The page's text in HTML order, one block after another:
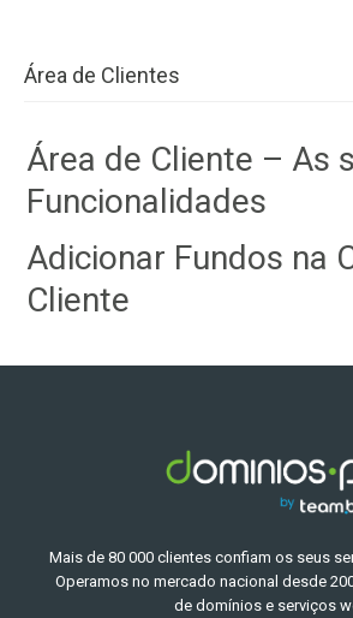
Área de Clientes
Área de Cliente – As
Funcionalidades
Adicionar Fundos na
Cliente
Mais de 80 000 clientes confiam os seus
Operamos no mercado nacional desde
de domínios e serviços